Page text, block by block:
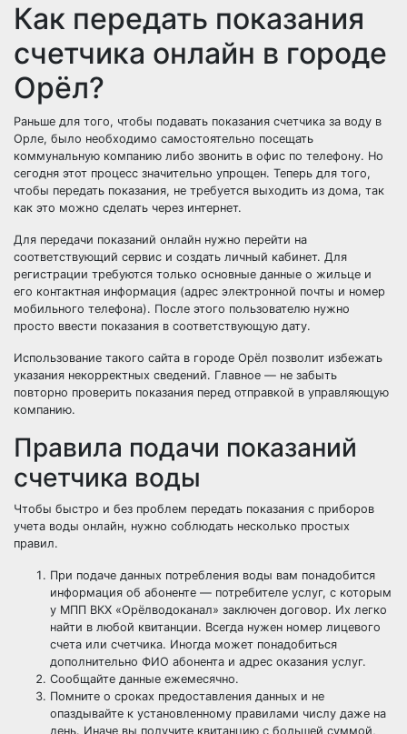
Как передать показания
счетчика онлайн в городе
Орёл?
Раньше для того, чтобы подавать показания счетчика за воду в
Орле, было необходимо самостоятельно посещать
коммунальную компанию либо звонить в офис по телефону. Но
сегодня этот процесс значительно упрощен. Теперь для того,
чтобы передать показания, не требуется выходить из дома, так
как это можно сделать через интернет.
Для передачи показаний онлайн нужно перейти на
соответствующий сервис и создать личный кабинет. Для
регистрации требуются только основные данные о жильце и
его контактная информация (адрес электронной почты и номер
мобильного телефона). После этого пользователю нужно
просто ввести показания в соответствующую дату.
Использование такого сайта в городе Орёл позволит избежать
указания некорректных сведений. Главное — не забыть
повторно проверить показания перед отправкой в управляющую
компанию.
Правила подачи показаний
счетчика воды
Чтобы быстро и без проблем передать показания с приборов
учета воды онлайн, нужно соблюдать несколько простых
правил.
При подаче данных потребления воды вам понадобится
информация об абоненте — потребителе услуг, с которым
у МПП ВКХ «Орёлводоканал» заключен договор. Их легко
найти в любой квитанции. Всегда нужен номер лицевого
счета или счетчика. Иногда может понадобиться
дополнительно ФИО абонента и адрес оказания услуг.
Сообщайте данные ежемесячно.
Помните о сроках предоставления данных и не
опаздывайте к установленному правилами числу даже на
день. Иначе вы получите квитанцию с большей суммой,